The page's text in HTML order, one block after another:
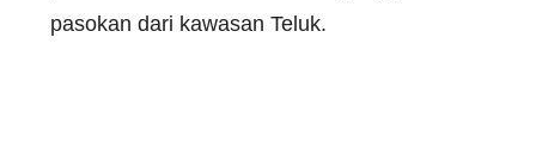
pasokan dari kawasan Teluk.